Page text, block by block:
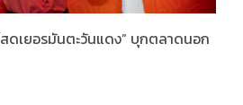
ดเยอรมันตะวันแดง” บุกตลาดนอก